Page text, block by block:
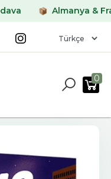
Almanya &
0